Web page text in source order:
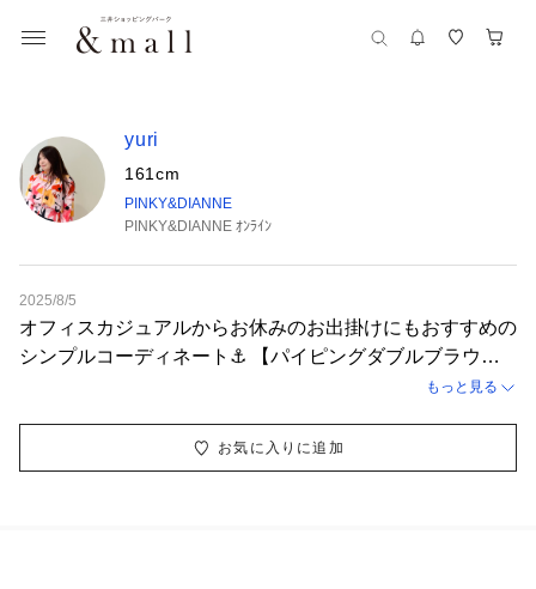
yuri
161cm
PINKY&DIANNE
PINKY&DIANNE ｵﾝﾗｲﾝ
2025/8/5
オフィスカジュアルからお休みのお出掛けにもおすすめの
シンプルコーディネート⚓️ 【パイピングダブルブラウ
ブラウス★ボトムがどんな形も合わせやすく汎用性のある
アイテムです♪ ホワイトが真っ白で無くエクリュぎみなの
もっと見る
お気に入りに追加